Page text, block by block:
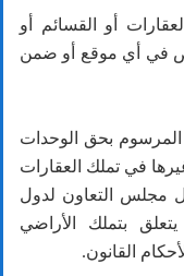
أو القسائم أو
في أي موقع أو ضمن
المرسوم بحق الوحدات
في تملك العقارات
مجلس التعاون لدول
يتعلق بتملك الأراضي
القانون.